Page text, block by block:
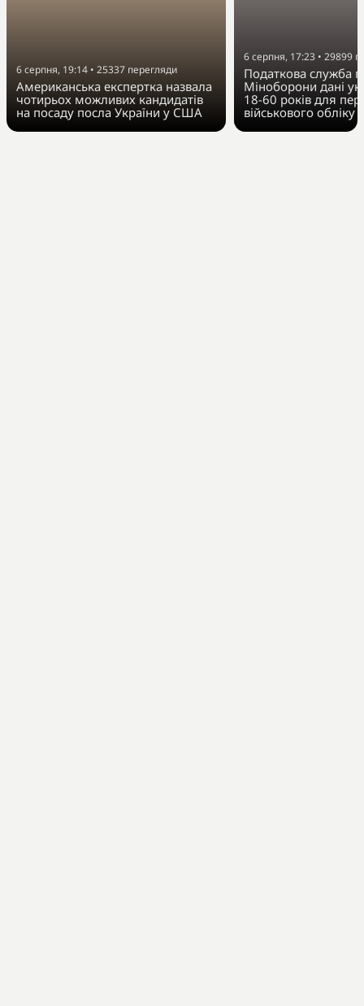
6 серпня, 19:14 • 25337 перегляди
Американська експертка назвала
чотирьох можливих кандидатів
на посаду посла України у США
6 серпня, 17:23 • 29899
Податкова служба
Міноборони дані
18-60 років для
військового обліку